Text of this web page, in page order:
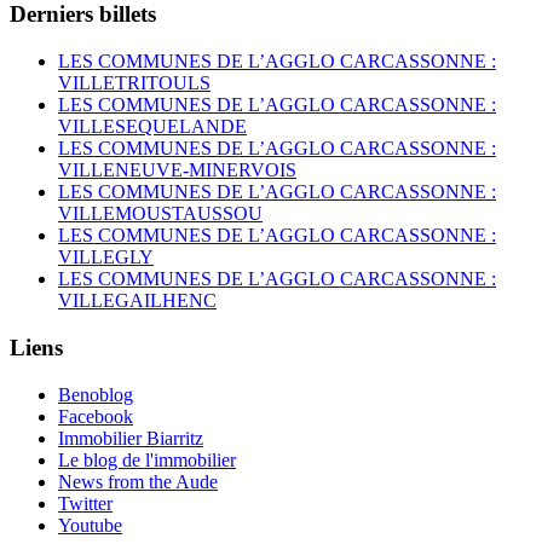
Derniers billets
LES COMMUNES DE L’AGGLO CARCASSONNE :
VILLETRITOULS
LES COMMUNES DE L’AGGLO CARCASSONNE :
VILLESEQUELANDE
LES COMMUNES DE L’AGGLO CARCASSONNE :
VILLENEUVE-MINERVOIS
LES COMMUNES DE L’AGGLO CARCASSONNE :
VILLEMOUSTAUSSOU
LES COMMUNES DE L’AGGLO CARCASSONNE :
VILLEGLY
LES COMMUNES DE L’AGGLO CARCASSONNE :
VILLEGAILHENC
Liens
Benoblog
Facebook
Immobilier Biarritz
Le blog de l'immobilier
News from the Aude
Twitter
Youtube